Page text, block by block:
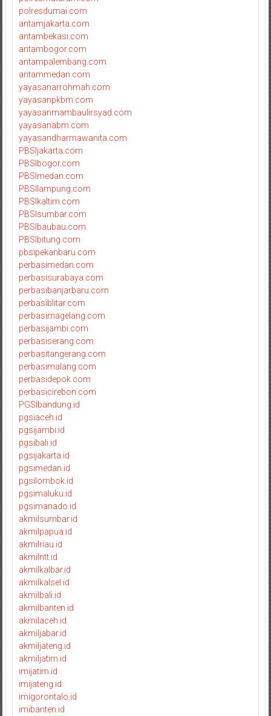
polresdumai.com
antamjakarta.com
antambekasi.com
antambogor.com
antampalembang.com
antammedan.com
yayasanarrohmah.com
yayasanpkbm.com
yayasanmambaulirsyad.com
yayasanabm.com
yayasandharmawanita.com
PBSIjakarta.com
PBSIbogor.com
PBSImedan.com
PBSIlampung.com
PBSIkaltim.com
PBSIsumbar.com
PBSIbaubau.com
PBSIbitung.com
pbsipekanbaru.com
perbasimedan.com
perbasisurabaya.com
perbasibanjarbaru.com
perbasiblitar.com
perbasimagelang.com
perbasijambi.com
perbasiserang.com
perbasitangerang.com
perbasimalang.com
perbasidepok.com
perbasicirebon.com
PGSIbandung.id
pgsiaceh.id
pgsijambi.id
pgsibali.id
pgsijakarta.id
pgsimedan.id
pgsilombok.id
pgsimaluku.id
pgsimanado.id
akmilsumbar.id
akmilpapua.id
akmilriau.id
akmilntt.id
akmilkalbar.id
akmilkalsel.id
akmilbali.id
akmilbanten.id
akmilaceh.id
akmiljabar.id
akmiljateng.id
akmiljatim.id
imijatim.id
imijateng.id
imigorontalo.id
imibanten.id